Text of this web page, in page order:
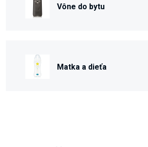
Vône do bytu
Matka a dieťa